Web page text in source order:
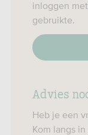
inloggen
gebruikte.
Advies
Heb je een
Kom langs